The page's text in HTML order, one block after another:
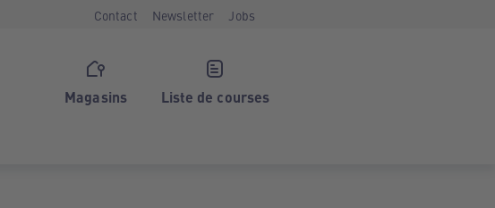
Contact Newsletter Jobs
Magasins Liste de courses